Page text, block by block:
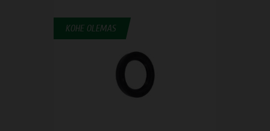
KOHE OLEMAS